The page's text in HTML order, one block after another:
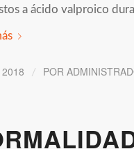
a ácido valproico
/ POR